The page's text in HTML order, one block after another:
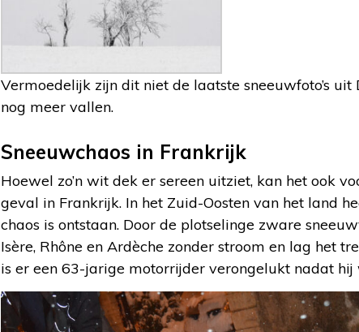
Vermoedelijk zijn dit niet de laatste sneeuwfoto’s
nog meer vallen.
Sneeuwchaos in Frankrijk
Hoewel zo’n wit dek er sereen uitziet, kan het ook
geval in Frankrijk. In het Zuid-Oosten van het land
chaos is ontstaan. Door de plotselinge zware
Isère, Rhône en Ardèche zonder stroom en lag het
is er een 63-jarige motorrijder verongelukt nadat